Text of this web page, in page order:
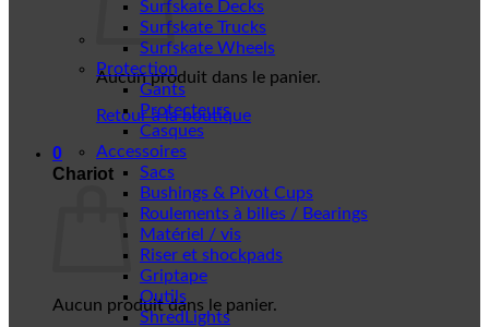
Aucun produit dans le panier.
Retour à la boutique
0
Chariot
Aucun produit dans le panier.
Surfskate Decks
Surfskate Trucks
Surfskate Wheels
Protection
Gants
Protecteurs
Casques
Accessoires
Sacs
Bushings & Pivot Cups
Roulements à billes / Bearings
Matériel / vis
Riser et shockpads
Griptape
Outils
ShredLights